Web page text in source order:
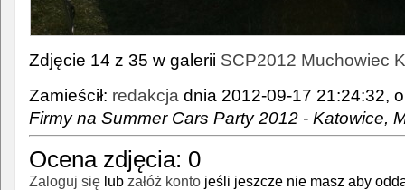
Zdjęcie 14 z 35 w galerii SCP2012 Muchowiec
Zamieścił: redakcja dnia 2012-09-17 21:24:32,
Firmy na Summer Cars Party 2012 - Katowice,
Ocena zdjęcia: 0
Zaloguj się lub załóż konto jeśli jeszcze nie masz aby